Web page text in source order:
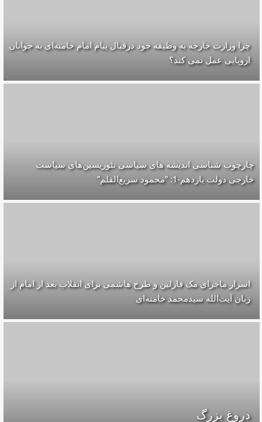
چرا وزارت خارجه به وظیفه خود درقبال پیام امام خامنه‌ای به جوانان
اروپایی عمل نمی کند؟
چارچوب شناسی اندیشه های سیاسی تئوریسین‌های سیاست
خارجی دولت یازدهم-1: "محمود سریع‌القلم‌"
اسرار ماجرای مک فارلین و طرح هاشمی برای انقلاب بعد از امام از
زبان آیت‌الله سیدمحمد خامنه‌ای
دروغ بزرگ